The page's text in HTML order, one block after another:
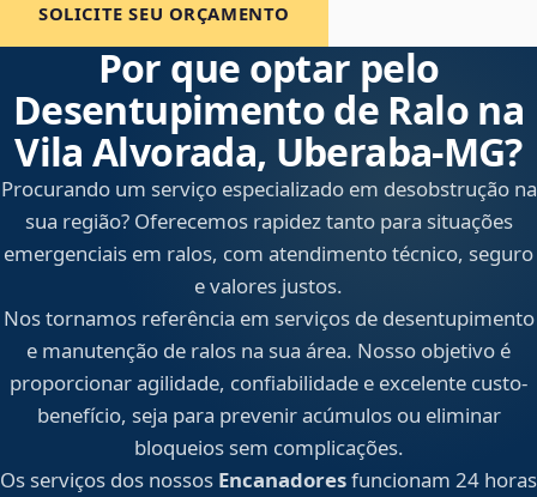
SOLICITE SEU ORÇAMENTO
Por que optar pelo
Desentupimento de Ralo na
Vila Alvorada, Uberaba‑MG?
Procurando um serviço especializado em desobstrução na
sua região? Oferecemos rapidez tanto para situações
emergenciais em ralos, com atendimento técnico, seguro
e valores justos.
Nos tornamos referência em serviços de desentupimento
e manutenção de ralos na sua área. Nosso objetivo é
proporcionar agilidade, confiabilidade e excelente custo-
benefício, seja para prevenir acúmulos ou eliminar
bloqueios sem complicações.
Os serviços dos nossos Encanadoresfuncionam 24 horas